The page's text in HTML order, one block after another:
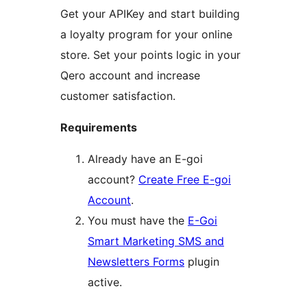
Get your APIKey and start building
a loyalty program for your online
store. Set your points logic in your
Qero account and increase
customer satisfaction.
Requirements
Already have an E-goi
account? Create Free E-goi
Account.
You must have the E-Goi
Smart Marketing SMS and
Newsletters Forms plugin
active.